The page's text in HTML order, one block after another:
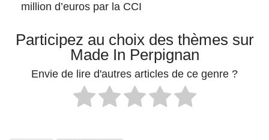
million d’euros par la CCI
Participez au choix des thèmes sur
Made In Perpignan
Envie de lire d'autres articles de ce genre ?